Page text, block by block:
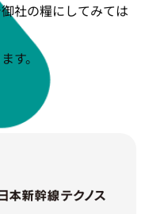
社の糧にしてみては
す。